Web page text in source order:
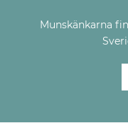
Munskänkarna